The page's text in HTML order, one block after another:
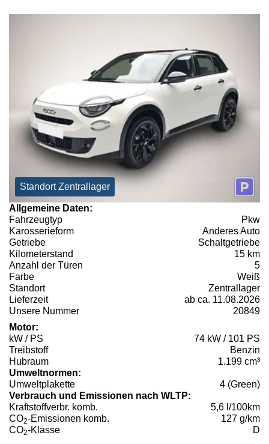
Standort Zentrallager
Allgemeine Daten:
Fahrzeugtyp
Pkw
Karosserieform
Anderes Auto
Getriebe
Schaltgetriebe
Kilometerstand
15 km
Anzahl der Türen
5
Farbe
Weiß
Standort
Zentrallager
Lieferzeit
ab ca. 11.08.2026
Unsere Nummer
20849
Motor:
kW / PS
74 kW / 101 PS
Treibstoff
Benzin
Hubraum
1.199 cm³
Umweltnormen:
Umweltplakette
4 (Green)
Verbrauch und Emissionen nach WLTP:
Kraftstoffverbr. komb.
5,6 l/100km
CO2-Emissionen komb.
127 g/km
CO2-Klasse D